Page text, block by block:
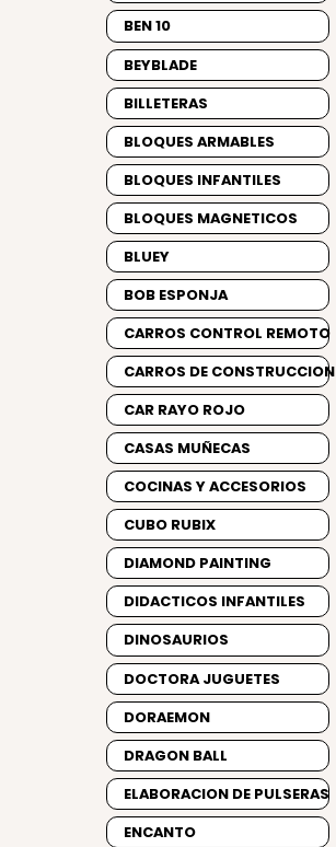
BEN 10
BEYBLADE
BILLETERAS
BLOQUES ARMABLES
BLOQUES INFANTILES
BLOQUES MAGNETICOS
BLUEY
BOB ESPONJA
CARROS CONTROL REMOTO
CARROS DE CONSTRUCCION
CAR RAYO ROJO
CASAS MUÑECAS
COCINAS Y ACCESORIOS
CUBO RUBIX
DIAMOND PAINTING
DIDACTICOS INFANTILES
DINOSAURIOS
DOCTORA JUGUETES
DORAEMON
DRAGON BALL
ELABORACION DE PULSERAS
ENCANTO